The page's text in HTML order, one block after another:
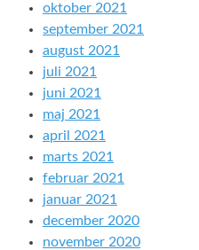
oktober 2021
september 2021
august 2021
juli 2021
juni 2021
maj 2021
april 2021
marts 2021
februar 2021
januar 2021
december 2020
november 2020